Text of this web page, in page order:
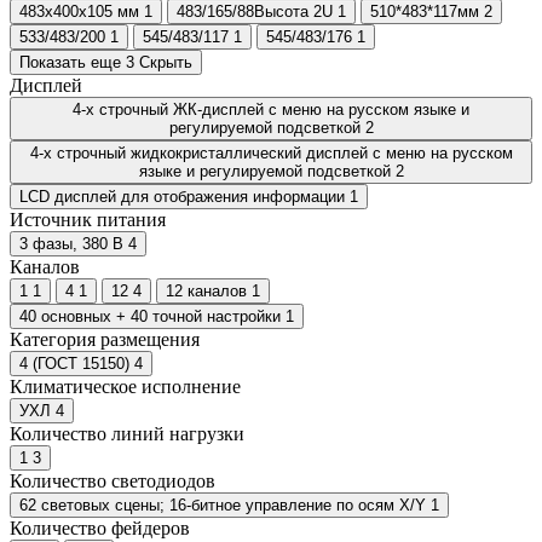
483х400х105 мм 1 483/165/88Высота 2U 1 510*483*117мм 2
533/483/200 1 545/483/117 1 545/483/176 1
Показать еще 3 Скрыть
Дисплей
4-х строчный ЖК-дисплей с меню на русском языке и
регулируемой подсветкой 2
4-х строчный жидкокристаллический дисплей с меню на русском
языке и регулируемой подсветкой 2
LCD дисплей для отображения информации 1
Источник питания
3 фазы, 380 В 4
Каналов
1 1 4 1 12 4 12 каналов 1
40 основных + 40 точной настройки 1
Категория размещения
4 (ГОСТ 15150) 4
Климатическое исполнение
УХЛ 4
Количество линий нагрузки
1 3
Количество светодиодов
62 световых сцены; 16-битное управление по осям X/Y 1
Количество фейдеров